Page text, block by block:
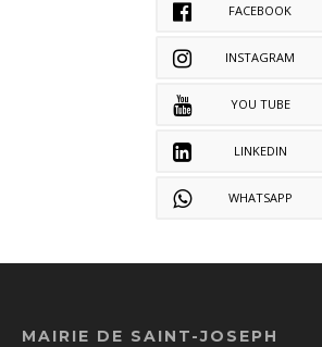
FACEBOOK
INSTAGRAM
YOU TUBE
LINKEDIN
WHATSAPP
MAIRIE DE SAINT-JOSEPH